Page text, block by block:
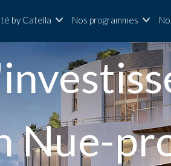
by Catella Nos programmes
Nue-